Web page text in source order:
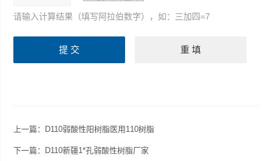
请输入计算结果（填写阿拉伯数字），如：三加四=7
上一篇： D110弱酸性阳树脂医用110树脂
下一篇： D110新疆1*孔弱酸性树脂厂家